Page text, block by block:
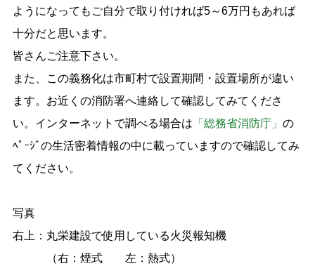
ようになってもご自分で取り付ければ5～6万円もあれば
十分だと思います。
皆さんご注意下さい。
また、この義務化は市町村で設置期間・設置場所が違い
ます。お近くの消防署へ連絡して確認してみてくださ
い。インターネットで調べる場合は 「総務省消防庁」 の
ﾍﾟｰｼﾞの生活密着情報の中に載っていますので確認してみ
てください。
写真
右上：丸栄建設で使用している火災報知機
（右：煙式 左：熱式）